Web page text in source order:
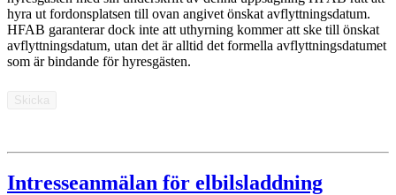
hyra ut fordonsplatsen till ovan angivet önskat avflyttningsdatum.
HFAB garanterar dock inte att uthyrning kommer att ske till önskat
avflyttningsdatum, utan det är alltid det formella avflyttningsdatumet
som är bindande för hyresgästen.
Skicka
Intresseanmälan för elbilsladdning